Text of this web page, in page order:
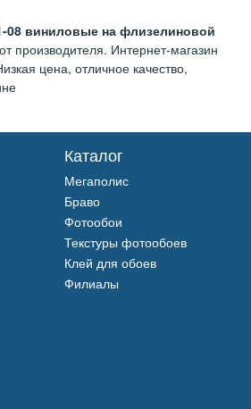
08 виниловые на флизелиновой
от производителя. Интернет-магазин
цена, отличное качество,
Каталог
Мегаполис
Браво
Фотообои
Текстуры фотообоев
Клей для обоев
Филиалы